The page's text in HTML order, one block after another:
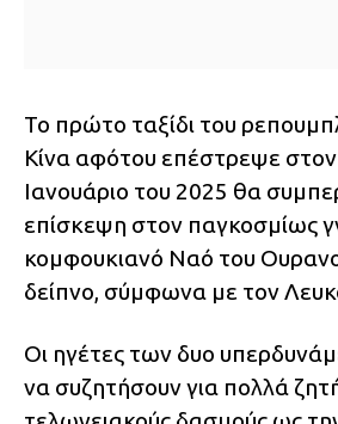
Το πρώτο ταξίδι του
Κίνα αφότου επέστρεψε
Ιανουάριο του 2025 θα
επίσκεψη στον παγκοσμίως
κομφουκιανό Ναό του
δείπνο, σύμφωνα με τον
Οι ηγέτες των δυο
να συζητήσουν για πολλά